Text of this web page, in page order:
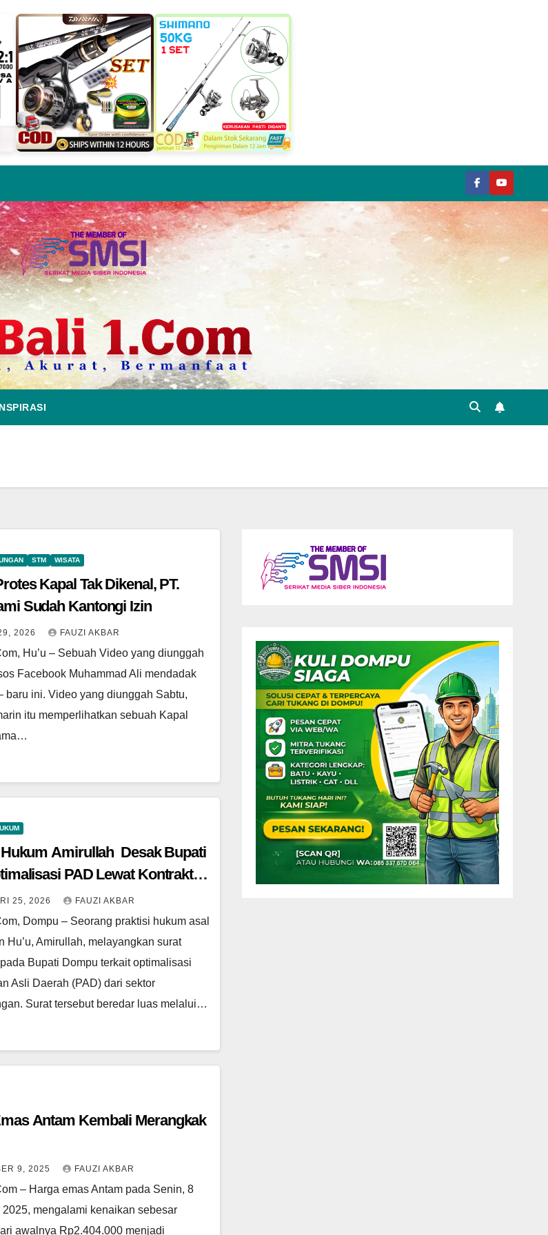
STM WISATA
Kapal Tak Dikenal, PT.
Sudah Kantongi Izin
2026 FAUZI AKBAR
Hu’u – Sebuah Video yang diunggah
Facebook Muhammad Ali mendadak
baru ini. Video yang diunggah Sabtu,
itu memperlihatkan sebuah Kapal
Amirullah Desak Bupati
PAD Lewat Kontraktor
STM
25, 2026 FAUZI AKBAR
Dompu – Seorang praktisi hukum asal
Hu’u, Amirullah, melayangkan surat
Bupati Dompu terkait optimalisasi
Asli Daerah (PAD) dari sektor
Surat tersebut beredar luas melalui…
Antam Kembali Merangkak
9, 2025 FAUZI AKBAR
– Harga emas Antam pada Senin, 8
2025, mengalami kenaikan sebesar
awalnya Rp2.404.000 menjadi